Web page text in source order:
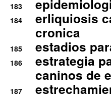
183
184
erliquiosis
cronica
185 estadios
186
estrategia
caninos de
187